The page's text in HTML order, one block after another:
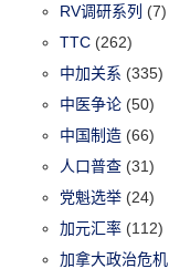
RV调研系列 (7)
TTC (262)
中加关系 (335)
中医争论 (50)
中国制造 (66)
人口普查 (31)
党魁选举 (24)
加元汇率 (112)
加拿大政治危机